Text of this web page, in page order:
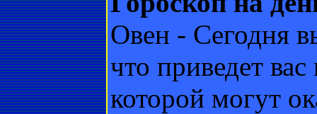
Овен - Сегодня
что приведет
которой могут